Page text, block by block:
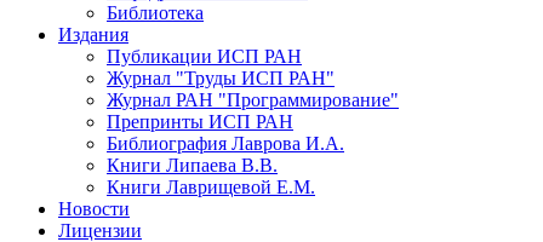
Библиотека
Издания
Публикации ИСП РАН
Журнал "Труды ИСП РАН"
Журнал РАН "Программирование"
Препринты ИСП РАН
Библиография Лаврова И.А.
Книги Липаева В.В.
Книги Лаврищевой Е.М.
Новости
Лицензии